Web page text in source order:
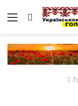
Меню Пошук